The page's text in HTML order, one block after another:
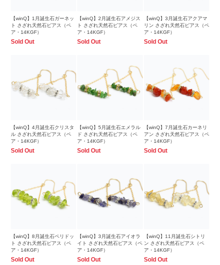
【winQ】1月誕生石ガーネッ
ト さざれ天然石ピアス（ペ
ア・14KGF）
Sold Out
【winQ】2月誕生石アメジス
ト さざれ天然石ピアス（ペ
ア・14KGF）
Sold Out
【winQ】3月誕生石アクアマ
リン さざれ天然石ピアス（ペ
ア・14KGF）
Sold Out
【winQ】4月誕生石クリスタ
ル さざれ天然石ピアス（ペ
ア・14KGF）
Sold Out
【winQ】5月誕生石エメラル
ド さざれ天然石ピアス（ペ
ア・14KGF）
Sold Out
【winQ】7月誕生石カーネリ
アン さざれ天然石ピアス（ペ
ア・14KGF）
Sold Out
【winQ】8月誕生石ペリドッ
ト さざれ天然石ピアス（ペ
ア・14KGF）
Sold Out
【winQ】3月誕生石アイオラ
イト さざれ天然石ピアス（ペ
ア・14KGF）
Sold Out
【winQ】11月誕生石シトリ
ン さざれ天然石ピアス（ペ
ア・14KGF）
Sold Out